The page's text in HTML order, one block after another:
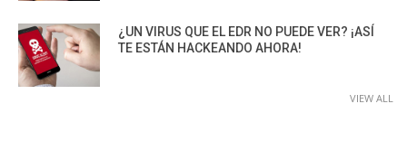
¿UN VIRUS QUE EL EDR NO PUEDE VER? ¡ASÍ
TE ESTÁN HACKEANDO AHORA!
VIEW ALL